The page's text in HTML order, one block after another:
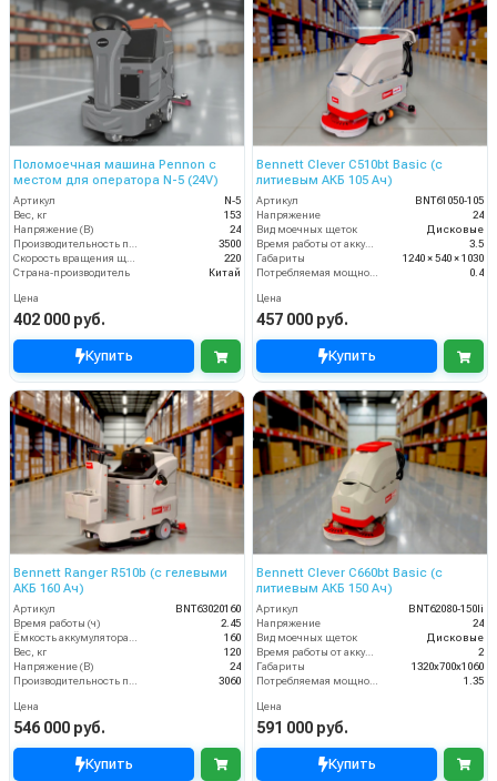
Поломоечная машина Pennon с
местом для оператора N-5 (24V)
Артикул
N-5
Вес, кг
153
Напряжение (В)
24
Производительность по площади (м2/ч)
3500
Скорость вращения щётки (об/мин)
220
Страна-производитель
Китай
Цена
402 000 руб.
Купить
Bennett Clever C510bt Basic (с
литиевым АКБ 105 Ач)
Артикул
BNT61050-105
Напряжение
24
Вид моечных щеток
Дисковые
Время работы от аккумуляторов (ч)
3.5
Габариты
1240 × 540 × 1030
Потребляемая мощность (кВт)
0.4
Цена
457 000 руб.
Купить
Bennett Ranger R510b (с гелевыми
АКБ 160 Ач)
Артикул
BNT63020160
Время работы (ч)
2.45
160
Вес, кг
120
Напряжение (В)
24
3060
Цена
546 000 руб.
Купить
Bennett Clever C660bt Basic (с
литиевым АКБ 150 Ач)
Артикул
BNT62080-150li
Напряжение
24
Вид моечных щеток
Дисковые
Время работы от аккумуляторов (ч)
2
Габариты
1320х700х1060
1.35
Цена
591 000 руб.
Купить